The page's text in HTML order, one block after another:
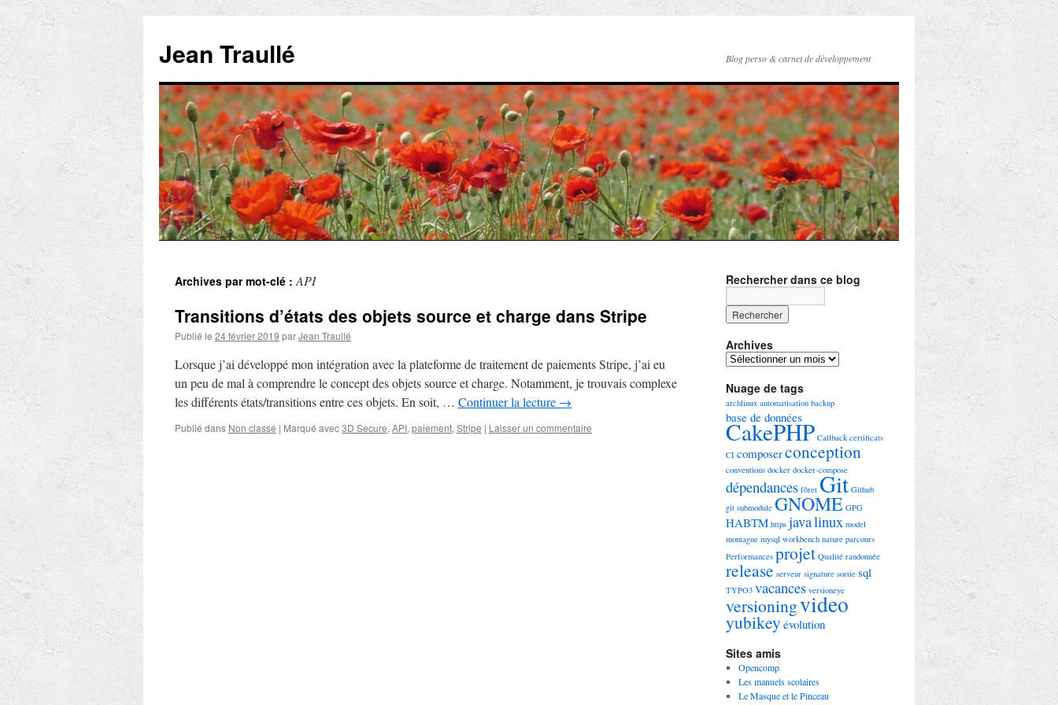
contenu
Jean Traullé Blog perso & carnet de développement
Archives par mot-clé :API
Transitions d’états des objets source et charge dans Stripe
Publié le 24 février 2019 parJean Traullé
Lorsque j’ai développé mon intégration avec la plateforme de traitement de paiements Stripe, j’ai eu
un peu de mal à comprendre le concept des objets source et charge. Notamment, je trouvais complexe
les différents états/transitions entre ces objets. En soit, … Continuer la lecture →
Publié dans Non classé | Marqué avec3D Secure, API, paiement, Stripe | Laisser un commentaire
Rechercher dans ce blog
Archives
Archives
Nuage de tags
archlinux automatisation backup
base de données
CakePHP Callback certificats
CI composerconception
conventions docker docker-compose
dépendances fôret Git Github
git submodule GNOME GPG
HABTM https javalinux model
montagne mysql workbench nature parcours
Performances projet Qualité randonnée
release serveur signature sortie sql
TYPO3 vacances versioneye
versioningvideo
yubikey évolution
Sites amis
Opencomp
Les manuels scolaires
Le Masque et le Pinceau